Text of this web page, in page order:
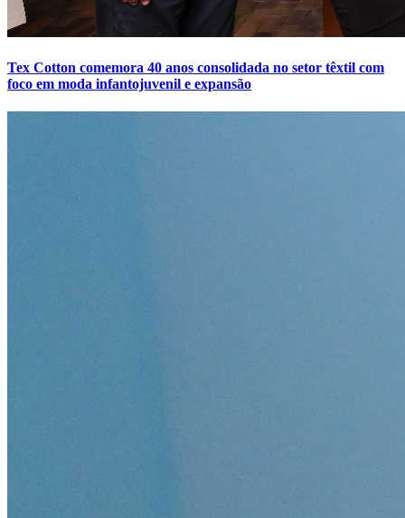
Tex Cotton comemora 40 anos consolidada no setor têxtil com
foco em moda infantojuvenil e expansão